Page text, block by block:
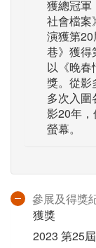
獲總冠軍
社會檔案
演獲第
巷》獲得
以《晚春
獎。從
多次入圍
影20年
螢幕。
參展及得獎
獲獎
2023 第25